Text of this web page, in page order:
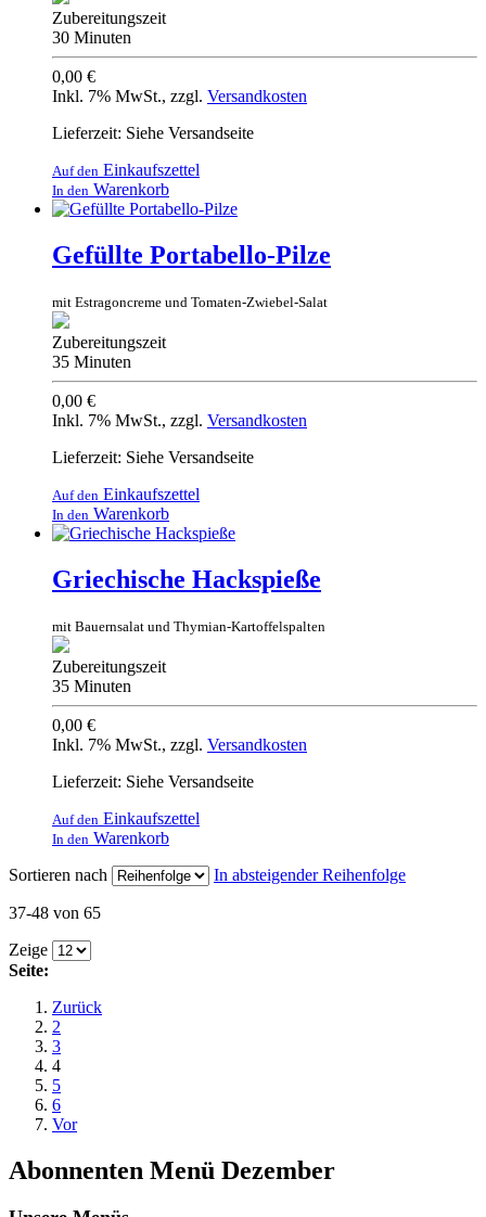
Zubereitungszeit
30 Minuten
0,00 €
Inkl. 7% MwSt., zzgl. Versandkosten
Lieferzeit: Siehe Versandseite
Auf den Einkaufszettel
In den Warenkorb
Gefüllte Portabello-Pilze
mit Estragoncreme und Tomaten-Zwiebel-Salat
Zubereitungszeit
35 Minuten
0,00 €
Inkl. 7% MwSt., zzgl. Versandkosten
Lieferzeit: Siehe Versandseite
Auf den Einkaufszettel
In den Warenkorb
Griechische Hackspieße
mit Bauernsalat und Thymian-Kartoffelspalten
Zubereitungszeit
35 Minuten
0,00 €
Inkl. 7% MwSt., zzgl. Versandkosten
Lieferzeit: Siehe Versandseite
Auf den Einkaufszettel
In den Warenkorb
Sortieren nach
In absteigender Reihenfolge
37-48 von 65
Zeige
Seite:
Zurück
2
3
4
5
6
Vor
Abonnenten Menü Dezember